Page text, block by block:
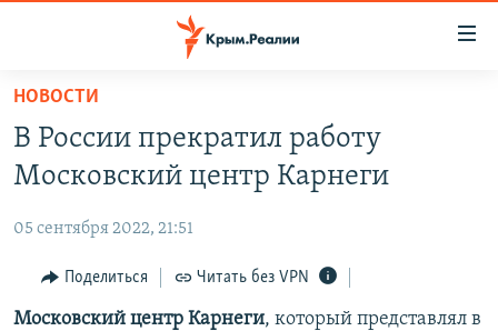
Вернуться
основному
содержанию
навигации
Вернутся
КАРТА ВОЕННЫХ ОБЪЕКТОВ КРЫМА
11 ЛЕТ ОККУПАЦИИ КРЫМА. 11 ИСТОРИЙ СОПРОТИВЛЕНИЯ
ИСТОРИЯ
ЕЩЕ
ИНТЕРАКТИВ
РАДІО СВОБОДА
НОВОСТИ
В России прекратил работу
Московский центр Карнеги
05 сентября 2022, 21:51
Поделиться Читать без VPN
Московский центр Карнеги, который представлял в